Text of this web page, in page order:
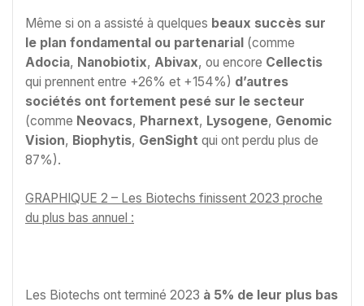
Même si on a assisté à quelques beaux succès sur
le plan fondamental ou partenarial (comme
Adocia, Nanobiotix, Abivax, ou encore Cellectis
qui prennent entre +26% et +154%) d’autres
sociétés ont fortement pesé sur le secteur
(comme Neovacs, Pharnext, Lysogene, Genomic
Vision, Biophytis, GenSight qui ont perdu plus de
87%).
GRAPHIQUE 2 – Les Biotechs finissent 2023 proche
du plus bas annuel :
Les Biotechs ont terminé 2023 à 5% de leur plus bas